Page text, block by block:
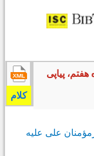
هفتم، پیاپی
کلام
علی علیه